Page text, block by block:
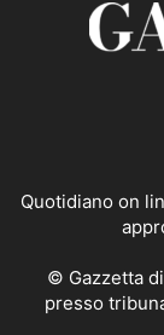
Quotidiano on
© Gazzetta
presso